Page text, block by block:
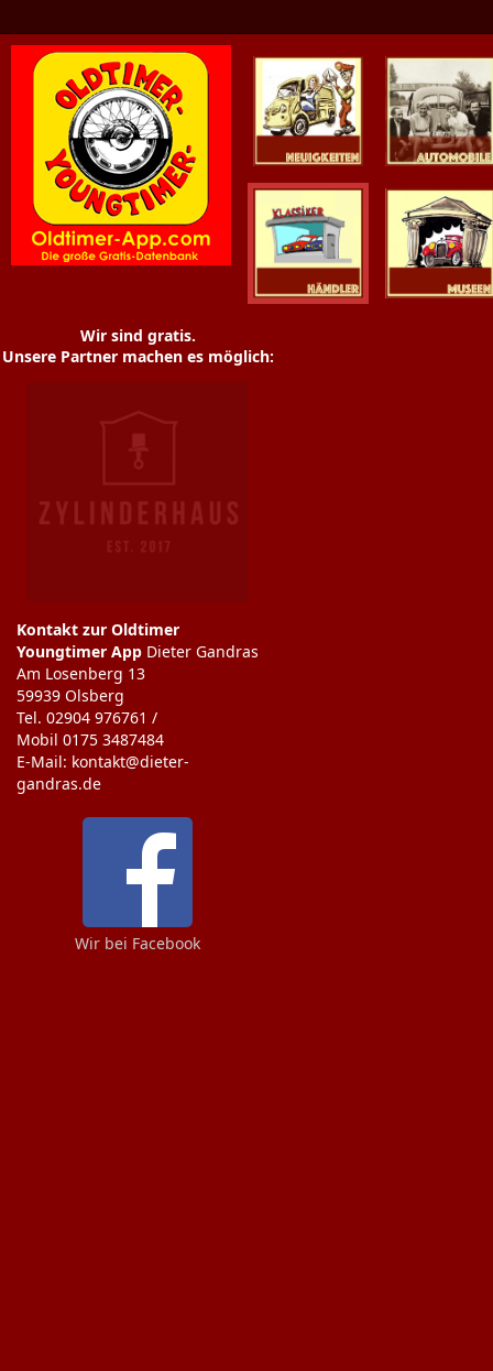
Oldtimer News
Youngtimer
Wir sind gratis.
Unsere Partner machen es möglich:
Kontakt zur Oldtimer
Youngtimer App Dieter Gandras
Am Losenberg 13
59939 Olsberg
Tel. 02904 976761 /
Mobil 0175 3487484
E-Mail: kontakt@dieter-
gandras.de
Wir bei Facebook